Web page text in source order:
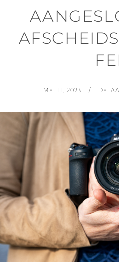
GEPLAATST
MEI 11, 2023 BY